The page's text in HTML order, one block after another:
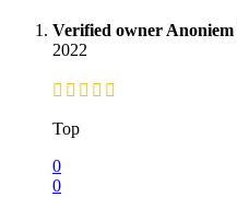
Verified owner Anoniem
2022
Top
0
0